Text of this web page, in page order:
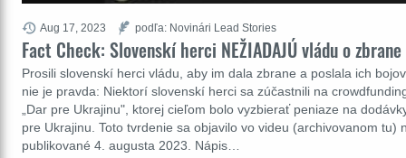
Fact Check: Slovenskí herci NEŽIADAJÚ vládu o zbrane
Prosili slovenskí herci vládu, aby im dala zbrane a poslala ich
nie je pravda: Niektorí slovenskí herci sa zúčastnili na
„Dar pre Ukrajinu", ktorej cieľom bolo vyzbierať peniaze na
pre Ukrajinu. Toto tvrdenie sa objavilo vo videu (archivovanom tu)
publikované 4. augusta 2023. Nápis…
Aug 17, 2023 podľa: Novinári Lead Stories